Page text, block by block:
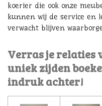
koerier die ook onze
kunnen wij de service en
verwacht blijven
Verras je relaties
uniek zijden
indruk achter!